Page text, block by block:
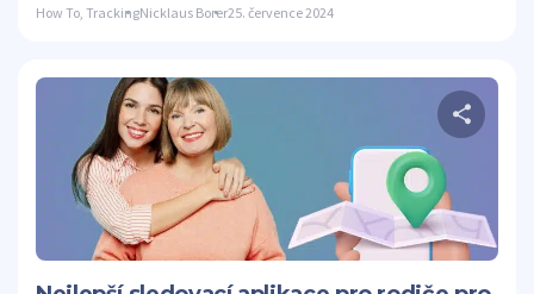
How To TrackingNicklaus Borer25. července 2024
Twitter